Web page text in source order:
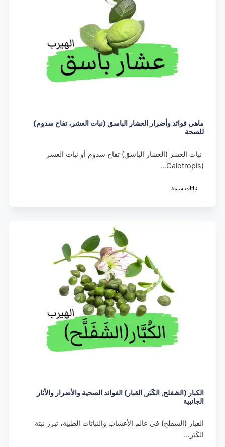
ماهي فوائد وأضرار العشار الباسق (نبات العشر، تفاح سدوم)
للصحة
نبات العشر (العشار الباسق) تفاح سدوم أو نبات العشر
(Calotropis…
نباتات سامة
الكبار (الشفلح, الكَبَر, القبار) الفوائد الصحية والأضرار والأثار
الجانبية
القبار (الشفلح) في عالم الأعشاب والنباتات الطبية، تبرز نبتة
الكَبَر…